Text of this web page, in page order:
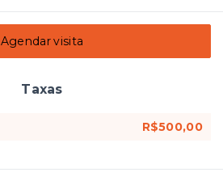
Agendar visita
Taxas
R$500,00